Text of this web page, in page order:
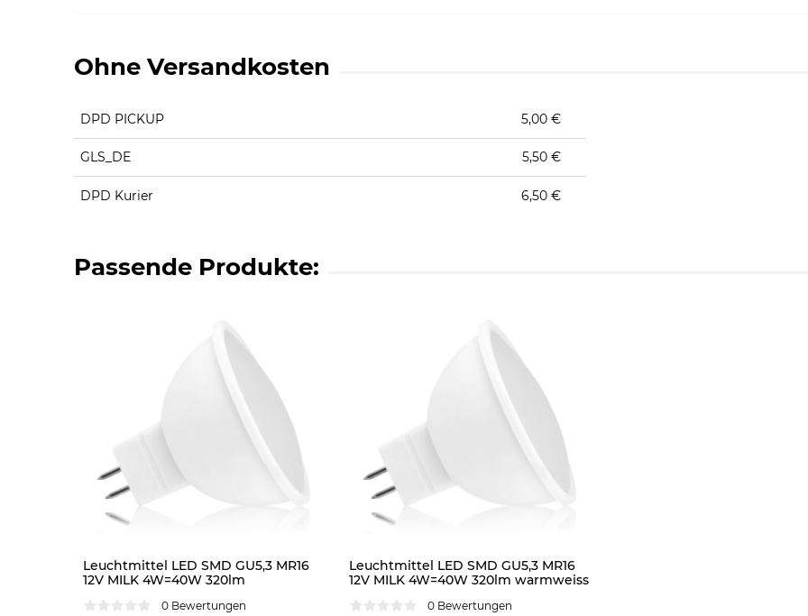
Ohne Versandkosten
DPD PICKUP 5,00 €
GLS_DE 5,50 €
DPD Kurier 6,50 €
Passende Produkte:
Leuchtmittel LED SMD GU5,3 MR16
12V MILK 4W=40W 320lm
0 Bewertungen
Leuchtmittel LED SMD GU5,3 MR16
12V MILK 4W=40W 320lm warmweiss
0 Bewertungen